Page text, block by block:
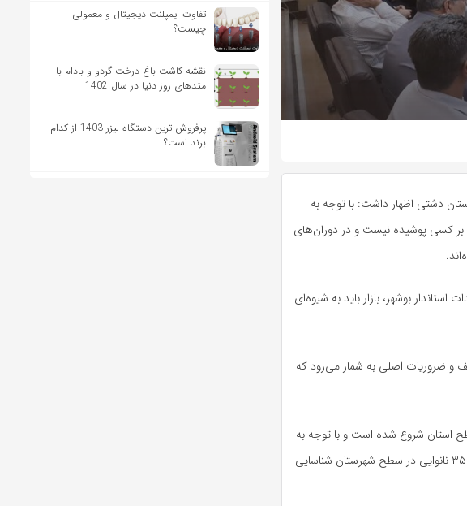
دشتی اظهار داشت: با توجه به
بر کسی پوشیده نیست و در دوران‌های
بوشهر، بازار باید به شیوه‌ای
و ضروریات اصلی به شمار می‌رود که
استان شروع شده است و با توجه به
صورت گرفته، در مرحله نخست ۳۵ نانوایی در سطح شهرستان شناسایی
تفاوت ایمپلنت دیجیتال و معمولی
چیست؟
نقشه کاشت باغ درخت گردو و بادام با
متدهای روز دنیا در سال 1402
پرفروش ترین دستگاه لیزر 1403 از کدام
برند است؟